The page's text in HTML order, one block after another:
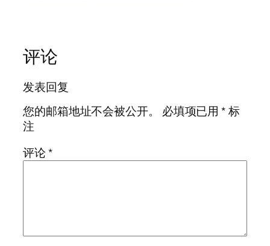
评论
发表回复
您的邮箱地址不会被公开。
必填项已用*标
注
评论*